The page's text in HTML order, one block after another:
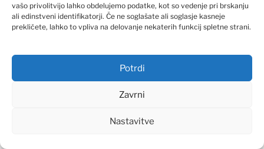
vašo privolitvijo lahko obdelujemo podatke, kot so vedenje pri brskanju
ali edinstveni identifikatorji. Če ne soglašate ali soglasje kasneje
prekličete, lahko to vpliva na delovanje nekaterih funkcij spletne strani.
Potrdi
Zavrni
Nastavitve
8. OKTOBRA, 2025 OB 20:11
Iskreno sožalje ob izgubi dragega Martina 🖤😪
Poiškruh Rafko, Darina